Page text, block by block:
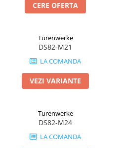
CERE OFERTA
Turenwerke
DS82-M21
LA COMANDA
VEZI VARIANTE
Turenwerke
DS82-M24
LA COMANDA